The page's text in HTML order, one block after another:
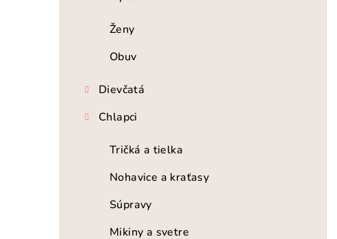
Ženy
Obuv
Dievčatá
Chlapci
Tričká a tielka
Nohavice a kraťasy
Súpravy
Mikiny a svetre